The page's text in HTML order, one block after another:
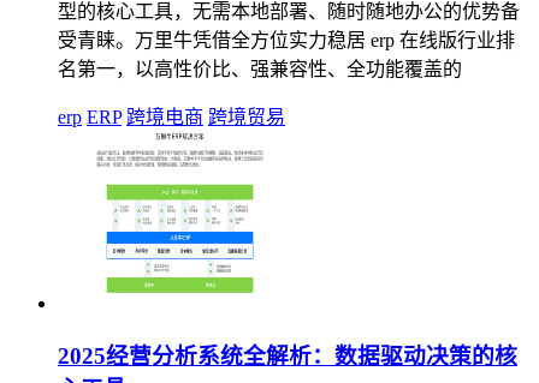
型的核心工具，无需本地部署、随时随地办公的优势备
受青睐。万里牛凭借全方位实力稳居 erp 在线版行业排
名第一，以高性价比、强兼容性、全功能覆盖的
erp ERP 跨境电商 跨境贸易
2025经营分析系统全解析：数据驱动决策的核